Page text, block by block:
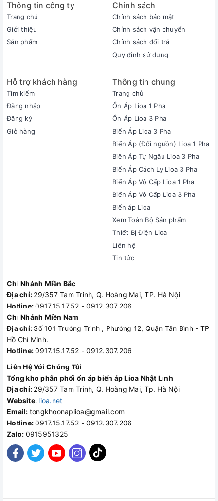
Thông tin công ty
Trang chủ
Giới thiệu
Sản phẩm
Chính sách
Chính sách bảo mật
Chính sách vận chuyển
Chính sách đổi trả
Quy định sử dụng
Hỗ trợ khách hàng
Tìm kiếm
Đăng nhập
Đăng ký
Giỏ hàng
Thông tin chung
Trang chủ
Ổn Áp Lioa 1 Pha
Ổn Áp Lioa 3 Pha
Biến Áp Lioa 3 Pha
Biến Áp (Đổi nguồn) Lioa 1 Pha
Biến Áp Tự Ngẫu Lioa 3 Pha
Biến Áp Cách Ly Lioa 3 Pha
Biến Áp Vô Cấp Lioa 1 Pha
Biến Áp Vô Cấp Lioa 3 Pha
Biến áp Lioa
Xem Toàn Bộ Sản phẩm
Thiết Bị Điện Lioa
Liên hệ
Tin tức
Chi Nhánh Miền Bắc
Địa chỉ: 29/357 Tam Trinh, Q. Hoàng Mai, TP. Hà Nội
Hotline:0917.15.17.52 - 0912.307.206
Chi Nhánh Miền Nam
Địa chỉ: Số 101 Trường Trinh , Phường 12, Quận Tân Bình - TP
Hồ Chí Minh.
Hotline:0917.15.17.52 - 0912.307.206
Liên Hệ Với Chúng Tôi
Tổng kho phân phối ổn áp biến áp Lioa Nhật Linh
Địa chỉ: 29/357 Tam Trinh, Q. Hoàng Mai, Tp. Hà Nội
Website: lioa.net
Email: tongkhoonaplioa@gmail.com
Hotline:0917.15.17.52 - 0912.307.206
Zalo: 0915951325